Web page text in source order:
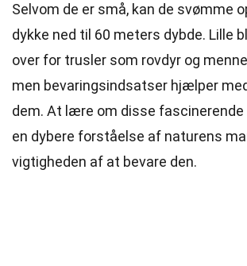
Selvom de er små, kan de svømme
dykke ned til 60 meters dybde. Lille
over for trusler som rovdyr og
men bevaringsindsatser hjælper
dem. At lære om disse fascinerende
en dybere forståelse af naturens
vigtigheden af at bevare den.